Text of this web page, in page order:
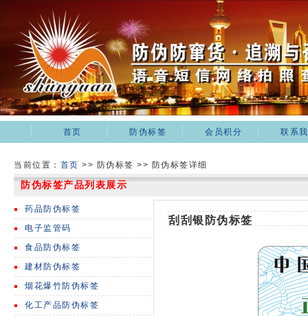
首页 防伪标签 会员积分 联系
当前位置： 首页 >> 防伪标签 >> 防伪标签详细
防伪标签产品列表展示
药品防伪标签
电子监管码
食品防伪标签
建材防伪标签
烟花爆竹防伪标签
化工产品防伪标签
刮刮银防伪标签